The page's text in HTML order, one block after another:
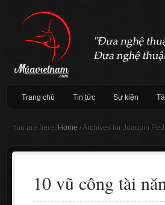
Trang chủ Tin tức Sự kiện
You are here: Home /Archives for Joaquín
10 vũ công tài